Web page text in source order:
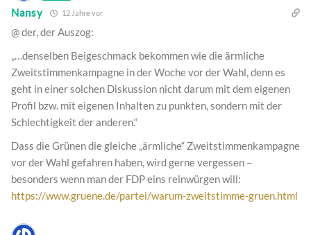
Nansy 12 Jahre vor
@ der, der Auszog:
„…denselben Beigeschmack bekommen wie die ärmliche
Zweitstimmenkampagne in der Woche vor der Wahl, denn es
geht in einer solchen Diskussion nicht darum mit dem eigenen
Profil bzw. mit eigenen Inhalten zu punkten, sondern mit der
Schlechtigkeit der anderen.“
Dass die Grünen die gleiche „ärmliche“ Zweitstimmenkampagne
vor der Wahl gefahren haben, wird gerne vergessen –
besonders wenn man der FDP eins reinwürgen will:
https://www.gruene.de/partei/warum-zweitstimme-gruen.html